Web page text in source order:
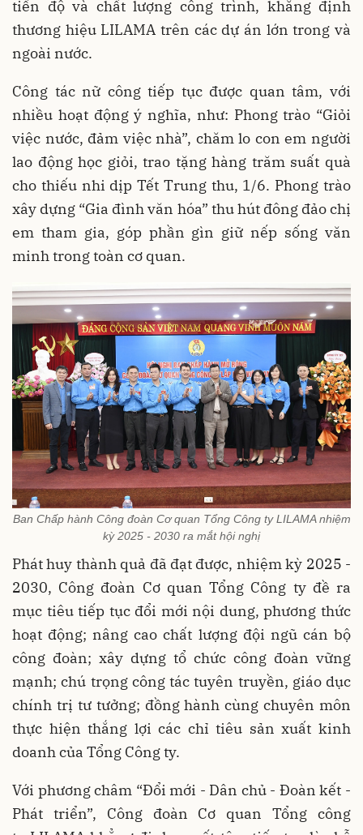
tiến độ và chất lượng công trình, khẳng định
thương hiệu LILAMA trên các dự án lớn trong và
ngoài nước.
Công tác nữ công tiếp tục được quan tâm, với
nhiều hoạt động ý nghĩa, như: Phong trào “Giỏi
việc nước, đảm việc nhà”, chăm lo con em người
lao động học giỏi, trao tặng hàng trăm suất quà
cho thiếu nhi dịp Tết Trung thu, 1/6. Phong trào
xây dựng “Gia đình văn hóa” thu hút đông đảo chị
em tham gia, góp phần gìn giữ nếp sống văn
minh trong toàn cơ quan.
Ban Chấp hành Công đoàn Cơ quan Tổng Công ty LILAMA nhiệm
kỳ 2025 - 2030 ra mắt hội nghị
Phát huy thành quả đã đạt được, nhiệm kỳ 2025 -
2030, Công đoàn Cơ quan Tổng Công ty đề ra
mục tiêu tiếp tục đổi mới nội dung, phương thức
hoạt động; nâng cao chất lượng đội ngũ cán bộ
công đoàn; xây dựng tổ chức công đoàn vững
mạnh; chú trọng công tác tuyên truyền, giáo dục
chính trị tư tưởng; đồng hành cùng chuyên môn
thực hiện thắng lợi các chỉ tiêu sản xuất kinh
doanh của Tổng Công ty.
Với phương châm “Đổi mới - Dân chủ - Đoàn kết -
Phát triển”, Công đoàn Cơ quan Tổng công